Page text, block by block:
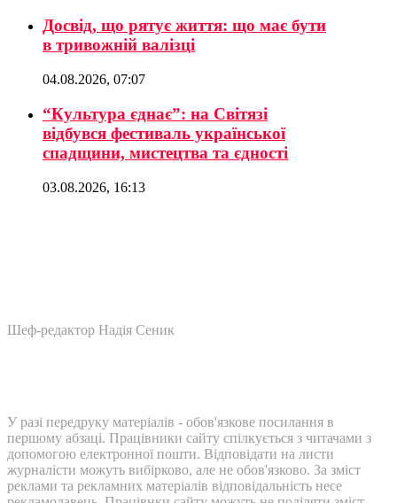
Досвід, що рятує життя: що має бути
в тривожній валізці
04.08.2026, 07:07
“Культура єднає”: на Світязі
відбувся фестиваль української
спадщини, мистецтва та єдності
03.08.2026, 16:13
Шеф-редактор Надія Сеник
У разі передруку матеріалів - обов'язкове посилання в
першому абзаці. Працівники сайту спілкується з читачами з
допомогою електронної пошти. Відповідати на листи
журналісти можуть вибірково, але не обов'язково. За зміст
реклами та рекламних матеріалів відповідальність несе